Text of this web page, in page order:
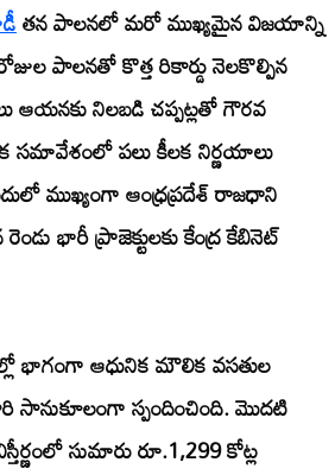
తన పాలనలో మరో ముఖ్యమైన విజయాన్ని
పాలనతో కొత్త రికార్డు నెలకొల్పిన
ఆయనకు నిలబడి చప్పట్లతో గౌరవ
సమావేశంలో పలు కీలక నిర్ణయాలు
ముఖ్యంగా ఆంధ్రప్రదేశ్ రాజధాని
భారీ ప్రాజెక్టులకు కేంద్ర కేబినెట్
భాగంగా ఆధునిక మౌలిక వసతుల
సానుకూలంగా స్పందించింది. మొదటి
సుమారు రూ.1,299 కోట్ల